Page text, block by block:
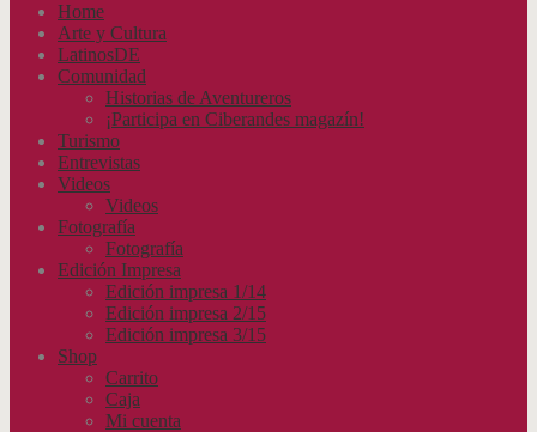
Home
Arte y Cultura
LatinosDE
Comunidad
Historias de Aventureros
¡Participa en Ciberandes magazín!
Turismo
Entrevistas
Videos
Videos
Fotografía
Fotografía
Edición Impresa
Edición impresa 1/14
Edición impresa 2/15
Edición impresa 3/15
Shop
Carrito
Caja
Mi cuenta